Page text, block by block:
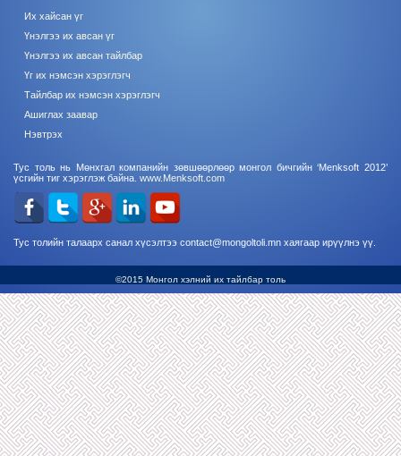
Их хайсан үг
Үнэлгээ их авсан үг
Үнэлгээ их авсан тайлбар
Үг их нэмсэн хэрэглэгч
Тайлбар их нэмсэн хэрэглэгч
Ашиглах заавар
Нэвтрэх
Тус толь нь Мөнхгал компанийн зөвшөөрлөөр монгол бичгийн ‘Menksoft 2012’
үсгийн тиг хэрэглэж байна. www.Menksoft.com
Тус толийн талаарх санал хүсэлтээ contact@mongoltoli.mn хаягаар ирүүлнэ үү.
©2015 Монгол хэлний их тайлбар толь